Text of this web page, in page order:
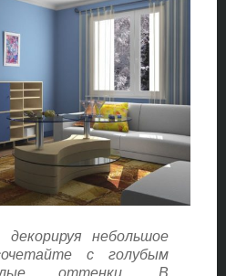
декорируя небольшое
с голубым
оттенки. В